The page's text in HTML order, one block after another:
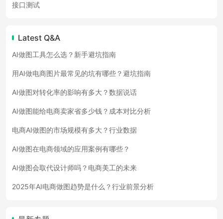
接口测试
Latest Q&A
AI做图工具怎么选？新手避坑指南
用AI做电商图片最常见的坑有哪些？避坑指南
AI做图对转化率的影响有多大？数据说话
AI做图能给电商卖家省多少钱？成本对比分析
电商AI做图的市场规模有多大？行业数据
AI做图在电商领域的应用案例有哪些？
AI做图会取代设计师吗？电商美工的未来
2025年AI电商做图趋势是什么？行业前景分析